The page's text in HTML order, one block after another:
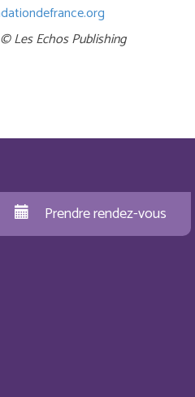
Les Echos Publishing
Prendre rendez-vous